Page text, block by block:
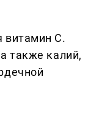
витамин С.
также калий,